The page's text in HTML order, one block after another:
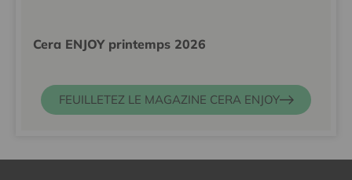
Cera ENJOY printemps 2026
FEUILLETEZ LE MAGAZINE CERA ENJOY